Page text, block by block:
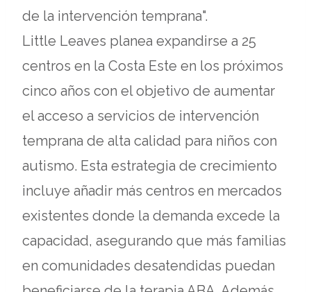
de la intervención temprana".
Little Leaves planea expandirse a 25
centros en la Costa Este en los próximos
cinco años con el objetivo de aumentar
el acceso a servicios de intervención
temprana de alta calidad para niños con
autismo. Esta estrategia de crecimiento
incluye añadir más centros en mercados
existentes donde la demanda excede la
capacidad, asegurando que más familias
en comunidades desatendidas puedan